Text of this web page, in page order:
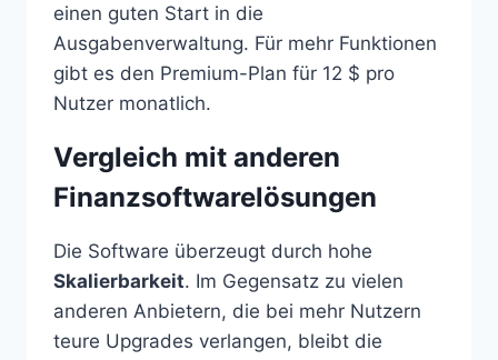
einen guten Start in die
Ausgabenverwaltung. Für mehr Funktionen
gibt es den Premium-Plan für 12 $ pro
Nutzer monatlich.
Vergleich mit anderen
Finanzsoftwarelösungen
Die Software überzeugt durch hohe
Skalierbarkeit. Im Gegensatz zu vielen
anderen Anbietern, die bei mehr Nutzern
teure Upgrades verlangen, bleibt die